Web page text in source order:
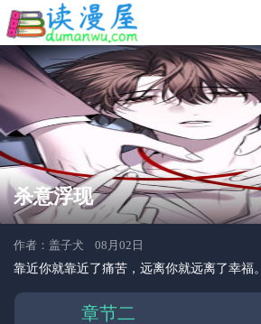
杀意浮现
作者：盖子犬 08月02日
靠近你就靠近了痛苦，远离你就远离了幸福。
章节二